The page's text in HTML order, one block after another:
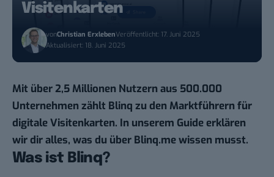
Visitenkarten
vonChristian ErxlebenVeröffentlicht: 17. Juni 2025
Aktualisiert: 18. Juni 2025
Mit über 2,5 Millionen Nutzern aus 500.000
Unternehmen zählt Blinq zu den Marktführern für
digitale Visitenkarten. In unserem Guide erklären
wir dir alles, was du über Blinq.me wissen musst.
Was ist Blinq?